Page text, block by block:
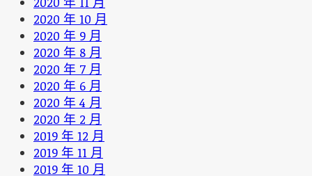
2020 年 10 月
2020 年 9 月
2020 年 8 月
2020 年 7 月
2020 年 6 月
2020 年 4 月
2020 年 2 月
2019 年 12 月
2019 年 11 月
2019 年 10 月